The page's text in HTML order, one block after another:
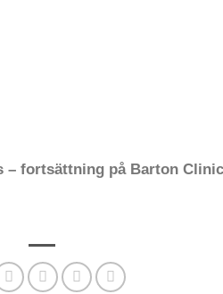
fortsättning på Barton